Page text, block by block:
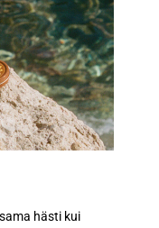
hästi kui